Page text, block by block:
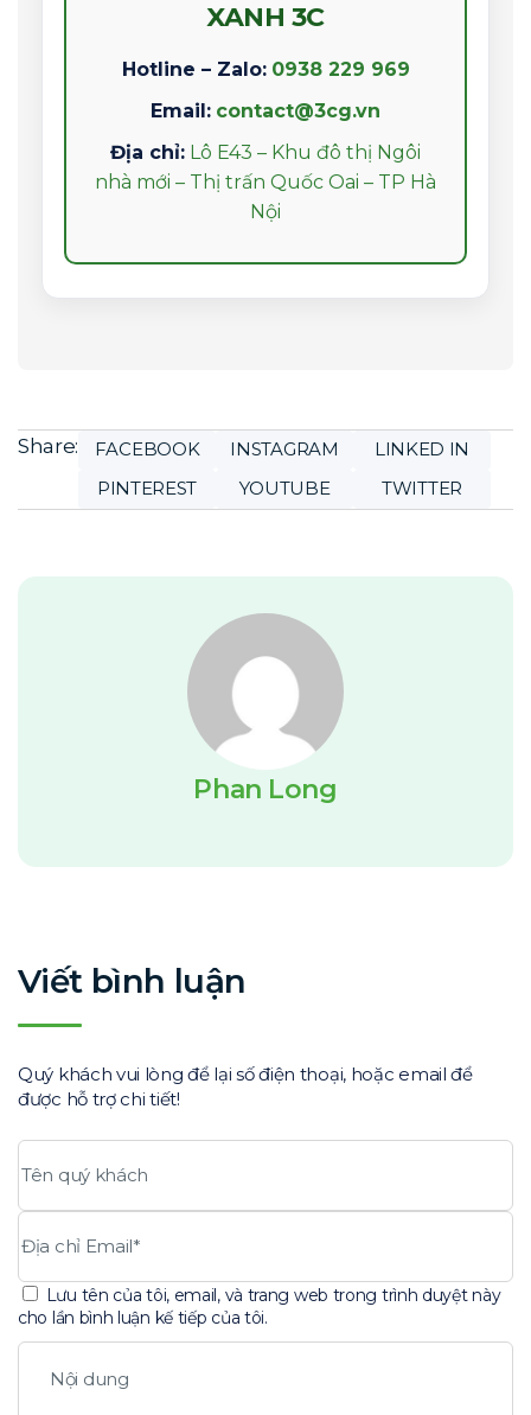
XANH 3C
Hotline – Zalo: 0938 229 969
Email: contact@3cg.vn
Địa chỉ: Lô E43 – Khu đô thị Ngôi
nhà mới – Thị trấn Quốc Oai – TP Hà
Nội
Share: FACEBOOK INSTAGRAM
LINKED IN
PINTEREST
YOUTUBE TWITTER
Phan Long
Viết bình luận
Quý khách vui lòng để lại số điện thoại, hoặc email để
được hỗ trợ chi tiết!
Lưu tên của tôi, email, và trang web trong trình duyệt này
cho lần bình luận kế tiếp của tôi.